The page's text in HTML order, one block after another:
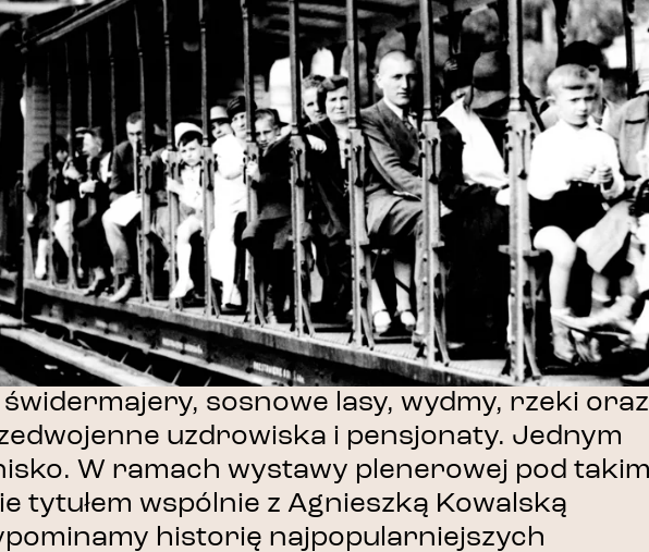
świdermajery, sosnowe lasy, wydmy, rzeki oraz
uzdrowiska i pensjonaty. Jednym
W ramach wystawy plenerowej pod takim
tytułem wspólnie z Agnieszką Kowalską
historię najpopularniejszych